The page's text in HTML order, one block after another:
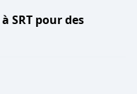
SRT pour des